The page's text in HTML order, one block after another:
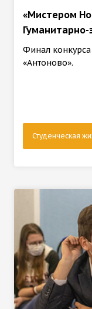
«Мистером
Финал
«Антоново».
Студенческая